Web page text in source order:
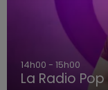
14h00 - 15h00
La Radio Pop